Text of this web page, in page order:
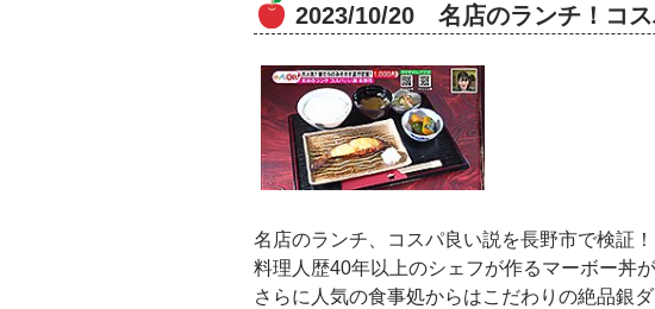
2023/10/20 名店のランチ！コ
名店のランチ、コスパ良い説を長野市で検証！
料理人歴40年以上のシェフが作るマーボー丼
さらに人気の食事処からはこだわりの絶品銀ダ